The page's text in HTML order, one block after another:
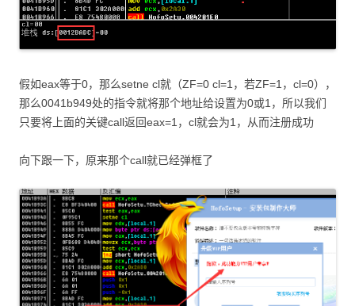
假如eax等于0，那么setne cl就（ZF=0 cl=1，若ZF=1，cl=0），
那么0041b949处的指令就将那个地址给设置为0或1，所以我们
只要将上面的关键call返回eax=1，cl就会为1，从而注册成功
向下跟一下，原来那个call就已经弹框了